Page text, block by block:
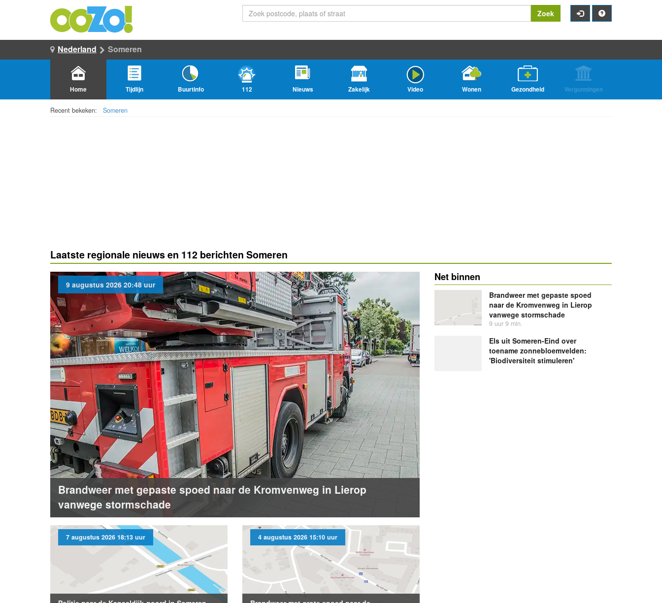
Zoek
Nederland Someren
Home Tijdlijn Buurtinfo 112 Nieuws Zakelijk Video Wonen Gezondheid Vergunningen
Recent bekeken: Someren
Laatste regionale nieuws en 112 berichten Someren
9 augustus 2026 20:48 uur
Brandweer met gepaste spoed naar de Kromvenweg in Lierop
vanwege stormschade
7 augustus 2026 18:13 uur 4 augustus 2026 15:10 uur
Net binnen
Brandweer met gepaste spoed
naar de Kromvenweg in Lierop
vanwege stormschade
9 uur 9 min.
Els uit Someren-Eind over
toename zonnebloemvelden:
'Biodiversiteit stimuleren'